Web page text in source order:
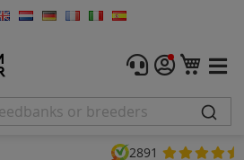
2891